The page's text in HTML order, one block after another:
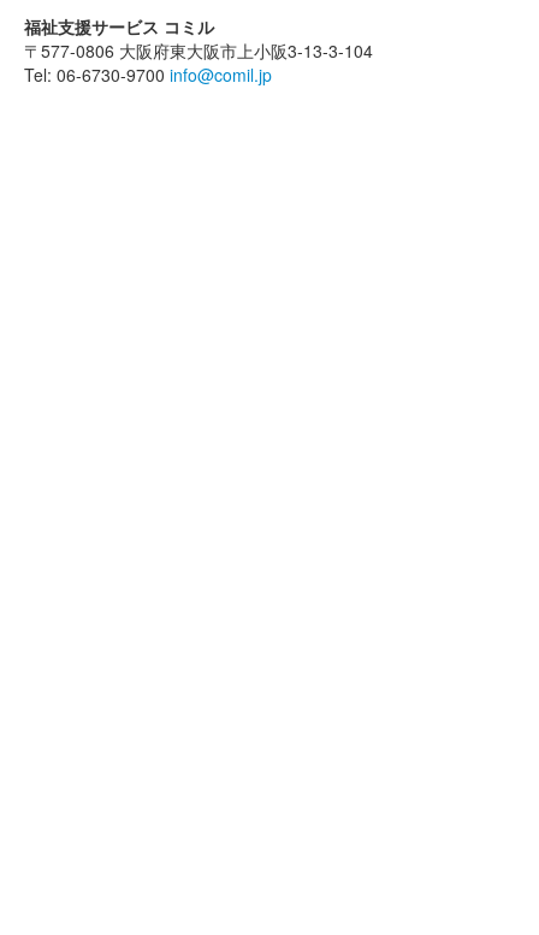
福祉支援サービス コミル
〒577-0806 大阪府東大阪市上小阪3-13-3-104
Tel: 06-6730-9700 info@comil.jp